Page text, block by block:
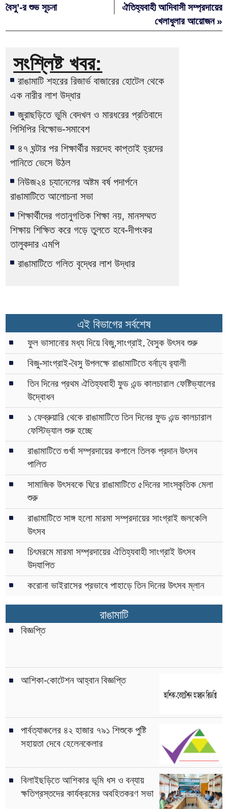
বৈসু’-র শুভ সূচনা
ঐতিহ্যবাহী আদিবাসী সম্প্রদায়ের
খেলাধুলার আয়োজন »
সংশ্লিষ্ট খবর:
রাঙামাটি শহরের রিজার্ভ বাজারের হোটেল থেকে
এক নারীর লাশ উদ্ধার
জুরাছড়িতে ভুমি বেদখল ও মারধরের প্রতিবাদে
পিসিপির বিক্ষোভ-সমাবেশ
৪৭ ঘন্টার পর শিক্ষার্থীর মরদেহ কাপ্তাই হ্রদের
পানিতে ভেসে উঠল
নিউজ২৪ চ্যানেলের অষ্টম বর্ষ পদার্পনে
রাঙামাটিতে আলোচনা সভা
শিক্ষার্থীদের গতানুগতিক শিক্ষা নয়, মানসম্মত
শিক্ষায় শিক্ষিত করে গড়ে তুলতে হবে-দীপংকর
তালুকদার এমপি
রাঙামাটিতে গলিত বৃদ্ধের লাশ উদ্ধার
এই বিভাগের সর্বশেষ
ফুল ভাসানোর মধ্য দিয়ে বিজু,সাংগ্রাই, বৈসুক উৎসব শুরু
বিজু-সাংগ্রাই-বৈসু উপলক্ষে রাঙামাটিতে বর্নাঢ্য র‌্যালী
তিন দিনের প্রথম ঐতিহ্যবাহী ফুড এন্ড কালচারাল ফেষ্টিভ্যালের
উদ্বোধন
১ ফেব্রুয়ারি থেকে রাঙামাটিতে তিন দিনের ফুড এন্ড কালচারাল
ফেস্টিভ্যাল শুরু হচ্ছে
রাঙামাটিতে গুর্খা সম্প্রদায়ের কপালে তিলক প্রদান উৎসব
পালিত
সামাজিক উৎসবকে ঘিরে রাঙামাটিতে ৫দিনের সাংস্কৃতিক মেলা
শুরু
রাঙামাটিতে সাঙ্গ হলো মারমা সম্প্রদায়ের সাংগ্রাই জলকেলি
উৎসব
চিৎমরমে মারমা সম্প্রদায়ের ঐতিহ্যবাহী সাংগ্রাই উৎসব
উদযাপিত
করোনা ভাইরাসের প্রভাবে পাহাড়ে তিন দিনের উৎসব ম্লান
রাঙামাটি
বিজ্ঞপ্তি
আশিকা-কোটেশন আহ্বান বিজ্ঞপ্তি
পার্বত্যাঞ্চলের ৪২ হাজার ৭৯১ শিশুকে পুষ্টি
সহায়তা দেবে হেলেনকেলার
বিলাইছড়িতে আশিকার ভূমি ধস ও বন্যায়
ক্ষতিগ্রস্তদের কার্যক্রমের অবহিতকরণ সভা